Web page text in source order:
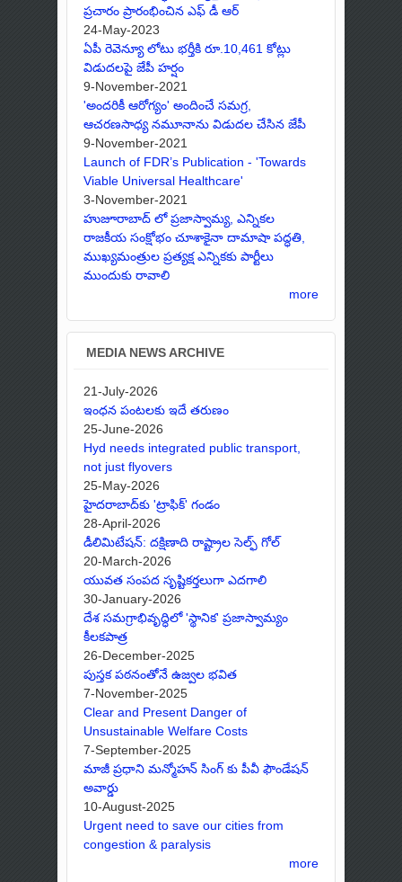
ప్రచారం ప్రారంభించిన ఎఫ్ డీ ఆర్
24-May-2023
ఏపీ రెవెన్యూ లోటు భర్తీకి రూ.10,461 కోట్లు
విడుదలపై జేపీ హర్షం
9-November-2021
'అందరికీ ఆరోగ్యం' అందించే సమగ్ర,
ఆచరణసాధ్య నమూనాను విడుదల చేసిన జేపీ
9-November-2021
Launch of FDR’s Publication - 'Towards
Viable Universal Healthcare'
3-November-2021
హుజూరాబాద్ లో ప్రజాస్వామ్య, ఎన్నికల
రాజకీయ సంక్షోభం చూశాకైనా దామాషా పద్ధతి,
ముఖ్యమంత్రుల ప్రత్యక్ష ఎన్నికకు పార్టీలు
ముందుకు రావాలి
more
MEDIA NEWS ARCHIVE
21-July-2026
ఇంధన పంటలకు ఇదే తరుణం
25-June-2026
Hyd needs integrated public transport,
not just flyovers
25-May-2026
హైదరాబాద్‌కు 'ట్రాఫిక్' గండం
28-April-2026
డీలిమిటేషన్: దక్షిణాది రాష్ట్రాల సెల్ఫ్ గోల్
20-March-2026
యువత సంపద సృష్టికర్తలుగా ఎదగాలి
30-January-2026
దేశ సమగ్రాభివృద్ధిలో 'స్థానిక' ప్రజాస్వామ్యం
కీలకపాత్ర
26-December-2025
పుస్తక పఠనంతోనే ఉజ్వల భవిత
7-November-2025
Clear and Present Danger of
Unsustainable Welfare Costs
7-September-2025
మాజీ ప్రధాని మన్మోహన్ సింగ్ కు పీవీ ఫౌండేషన్
అవార్డు
10-August-2025
Urgent need to save our cities from
congestion & paralysis
more